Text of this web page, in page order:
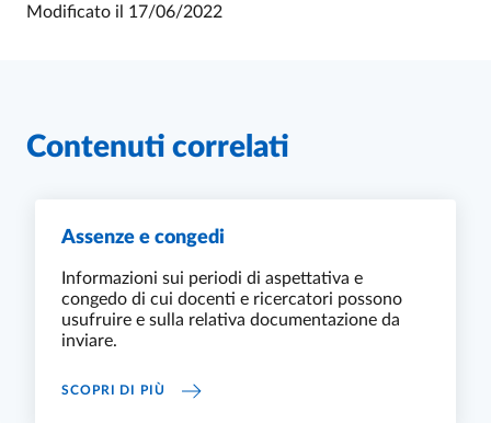
Modificato il 17/06/2022
Contenuti correlati
Assenze e congedi
Informazioni sui periodi di aspettativa e
congedo di cui docenti e ricercatori possono
usufruire e sulla relativa documentazione da
inviare.
SCOPRI DI PIÙ ASSENZE E CONGEDI